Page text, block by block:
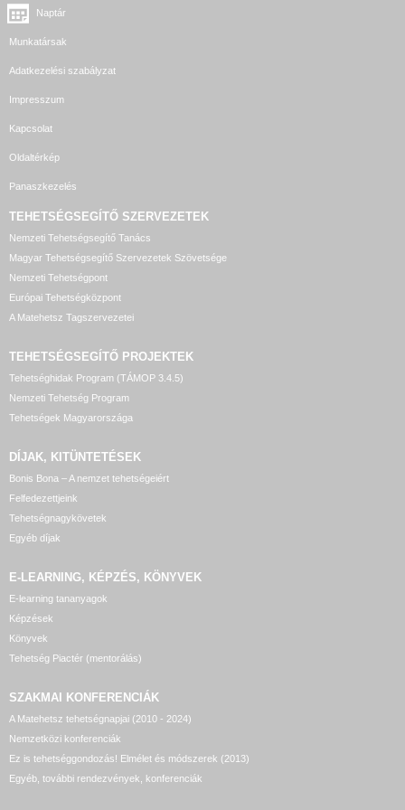
Naptár
Munkatársak
Adatkezelési szabályzat
Impresszum
Kapcsolat
Oldaltérkép
Panaszkezelés
TEHETSÉGSEGÍTŐ SZERVEZETEK
Nemzeti Tehetségsegítő Tanács
Magyar Tehetségsegítő Szervezetek Szövetsége
Nemzeti Tehetségpont
Európai Tehetségközpont
A Matehetsz Tagszervezetei
TEHETSÉGSEGÍTŐ PROJEKTEK
Tehetséghidak Program (TÁMOP 3.4.5)
Nemzeti Tehetség Program
Tehetségek Magyarországa
DÍJAK, KITÜNTETÉSEK
Bonis Bona – A nemzet tehetségeiért
Felfedezettjeink
Tehetségnagykövetek
Egyéb díjak
E-LEARNING, KÉPZÉS, KÖNYVEK
E-learning tananyagok
Képzések
Könyvek
Tehetség Piactér (mentorálás)
SZAKMAI KONFERENCIÁK
A Matehetsz tehetségnapjai (2010 - 2024)
Nemzetközi konferenciák
Ez is tehetséggondozás! Elmélet és módszerek (2013)
Egyéb, további rendezvények, konferenciák